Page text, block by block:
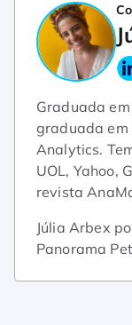
Graduada
graduada em
Analytics.
UOL, Yahoo,
revista
Júlia Arbex
Panorama